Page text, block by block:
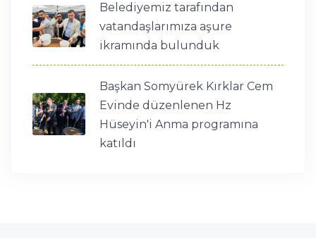
Belediyemiz tarafından
vatandaşlarımıza aşure
ikramında bulunduk
Başkan Somyürek Kırklar Cem
Evinde düzenlenen Hz
Hüseyin'i Anma programına
katıldı